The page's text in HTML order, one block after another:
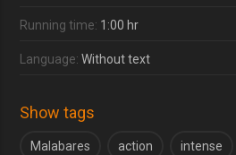
Running time: 1:00 hr
Language:Without text
Show tags
Malabares action intense